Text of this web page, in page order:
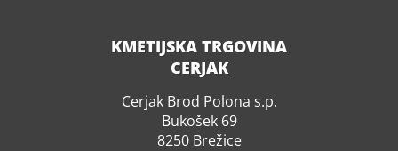
KMETIJSKA TRGOVINA
CERJAK
Cerjak Brod Polona s.p.
Bukošek 69
8250 Brežice